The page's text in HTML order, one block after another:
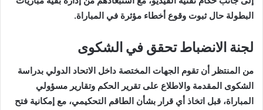
البطولة حال ثبوت وقوع أخطاء مؤثرة في المباراة.
لجنة الانضباط تحقق في الشكوى
من المنتظر أن تقوم الجهات المختصة داخل الاتحاد الدولي بدراسة
الشكوى المقدمة والاطلاع على تقرير الحكم وتقارير مسؤولي
المباراة، قبل اتخاذ أي قرار بشأن الطاقم التحكيمي، مع إمكانية فتح